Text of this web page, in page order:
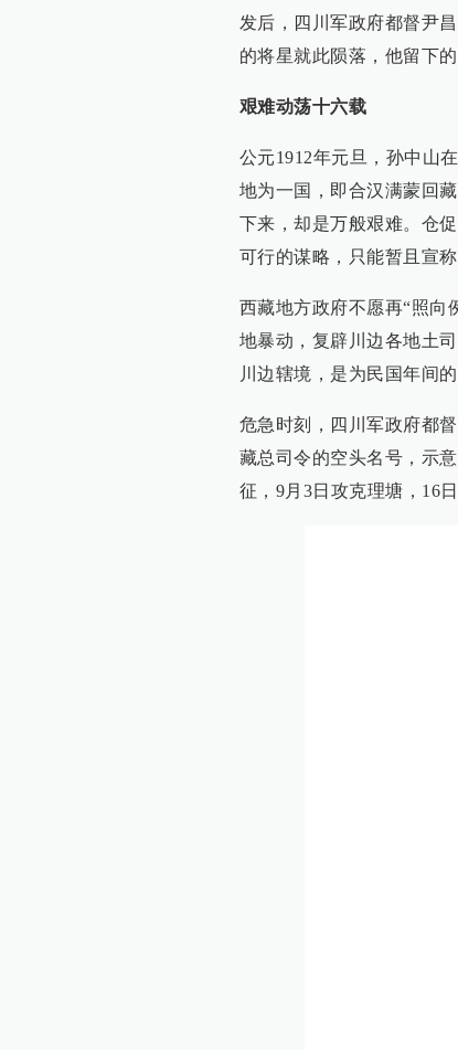
发后，四川军政府都督尹
的将星就此陨落，他留下
艰难动荡十六载
公元1912年元旦，孙中山
地为一国，即合汉满蒙回
下来，却是万般艰难。仓
可行的谋略，只能暂且宣
西藏地方政府不愿再“照向
地暴动，复辟川边各地土
川边辖境，是为民国年间
危急时刻，四川军政府都
藏总司令的空头名号，示
征，9月3日攻克理塘，16